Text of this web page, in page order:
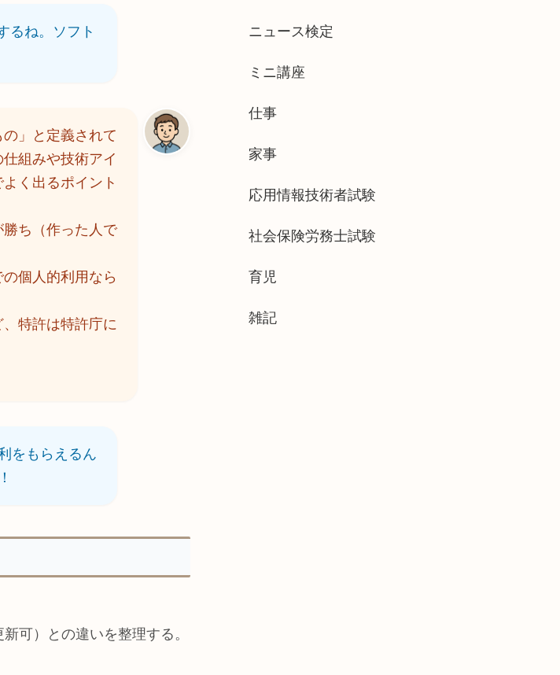
るね。ソフト
」と定義されて
組みや技術アイ
く出るポイント
勝ち（作った人で
個人的利用なら
、特許は特許庁に
をもらえるん
可）との違いを整理する。
ニュース検定
ミニ講座
仕事
家事
応用情報技術者試験
社会保険労務士試験
育児
雑記